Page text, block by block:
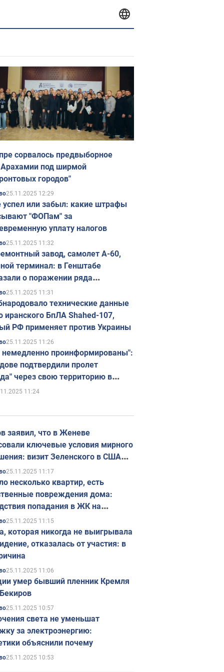
сорвалось предвыборное
Арахамии под ширмой
городов"
25.11.2025 12:29
успел или забыл: какие штрафы
"ФОПам" за
уплату налогов
25.11.2025 11:32
завод, самолет А-60,
терминал: в Генштабе
о поражении ряда
объектов России
25.11.2025 11:31
технические данные
иранского БпЛА Shahed-107,
РФ применяет против Украины
25.11.2025 11:26
проинформированы":
подтвердили пролет
через свою территорию в
11:24
заявил, что в Женеве
ключевые условия мирного
визит Зеленского в США
в ноябре
25.11.2025 11:17
несколько квартир, есть
повреждения дома:
попадания в ЖК на
в Киеве. Фото
25.11.2025 11:15
которая никогда не выигрывала
отказалась от участия: в
25.11.2025 11:06
умер бывший пленник Кремля
25.11.2025 10:57
света не уменьшат
за электроэнергию:
объяснили почему
25.11.2025 10:53